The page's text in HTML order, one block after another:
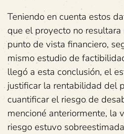
Teniendo en cuenta estos
que el proyecto no
punto de vista financiero,
mismo estudio de
llegó a esta conclusión, el
justificar la rentabilidad del
cuantificar el riesgo de
mencioné anteriormente, la
riesgo estuvo